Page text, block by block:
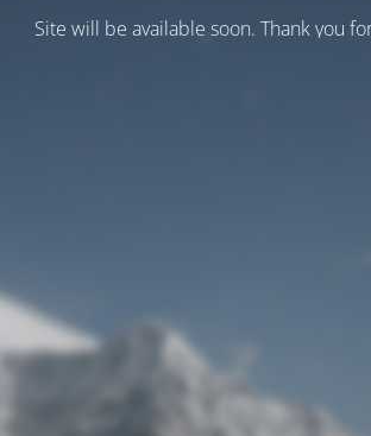
Site will be available soon. Thank you